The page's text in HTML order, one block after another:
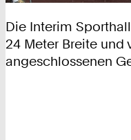
Die Interim
24 Meter Breite und
angeschlossenen